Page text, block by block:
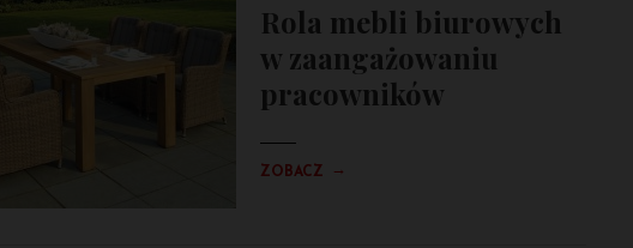
Rola mebli biurowych
w zaangażowaniu
pracowników
ZOBACZ →